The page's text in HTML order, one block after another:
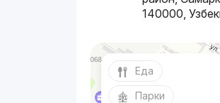
140000,
Еда
Парки